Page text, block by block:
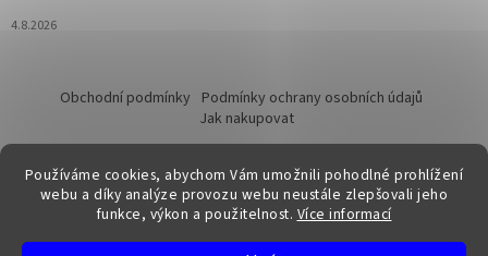
Používáme cookies, abychom Vám umožnili pohodlné prohlížení
webu a díky analýze provozu webu neustále zlepšovali jeho
funkce, výkon a použitelnost. Více informací
4.8.2026
Obchodní podmínky Podmínky ochrany osobních údajů
Jak nakupovat
Vytvořil Shoptet